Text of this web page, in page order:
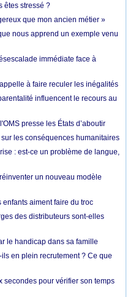
êtes stressé ?
que mon ancien métier »
nous apprend un exemple venu
immédiate face à
à faire reculer les inégalités
influencent le recours au
presse les États d’aboutir
les conséquences humanitaires
: est-ce un problème de langue,
un nouveau modèle
aiment faire du troc
des distributeurs sont-elles
le handicap dans sa famille
en plein recrutement ? Ce que
secondes pour vérifier son temps